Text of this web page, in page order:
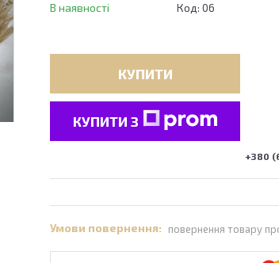
В наявності Код: 06
КУПИТИ
КУПИТИ З
+380
повернення товару